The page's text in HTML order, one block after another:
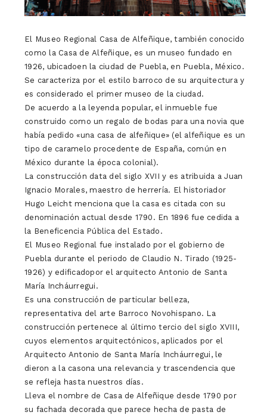
El Museo Regional Casa de Alfeñique, también conocido
como la Casa de Alfeñique, es un museo fundado en
1926, ubicadoen la ciudad de Puebla, en Puebla, México.
Se caracteriza por el estilo barroco de su arquitectura y
es considerado el primer museo de la ciudad.
De acuerdo a la leyenda popular, el inmueble fue
construido como un regalo de bodas para una novia que
había pedido «una casa de alfeñique» (el alfeñique es un
tipo de caramelo procedente de España, común en
México durante la época colonial).
La construcción data del siglo XVII y es atribuida a Juan
Ignacio Morales, maestro de herrería. El historiador
Hugo Leicht menciona que la casa es citada con su
denominación actual desde 1790. En 1896 fue cedida a
la Beneficencia Pública del Estado.
El Museo Regional fue instalado por el gobierno de
Puebla durante el periodo de Claudio N. Tirado (1925-
1926) y edificadopor el arquitecto Antonio de Santa
María Incháurregui.
Es una construcción de particular belleza,
representativa del arte Barroco Novohispano. La
construcción pertenece al último tercio del siglo XVIII,
cuyos elementos arquitectónicos, aplicados por el
Arquitecto Antonio de Santa María Incháurregui, le
dieron a la casona una relevancia y trascendencia que
se refleja hasta nuestros días.
Lleva el nombre de Casa de Alfeñique desde 1790 por
su fachada decorada que parece hecha de pasta de